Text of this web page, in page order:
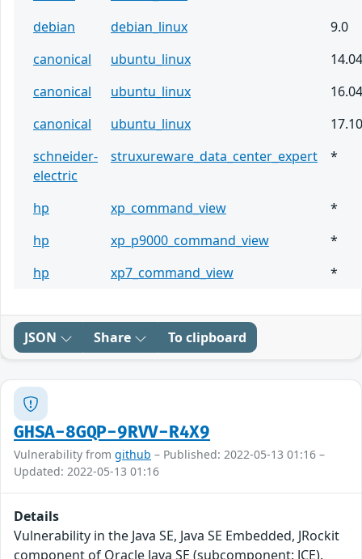
debian
debian_linux
9.0
canonical
ubuntu_linux
14.04
canonical
ubuntu_linux
16.04
canonical
ubuntu_linux
17.10
schneider-
electric
struxureware_data_center_expert *
hp xp_command_view
*
hp
xp_p9000_command_view
*
hp
xp7_command_view *
JSON Share To clipboard
GHSA-8GQP-9RVV-R4X9
Vulnerability from github – Published: 2022-05-13 01:16 –
Updated: 2022-05-13 01:16
Details
Vulnerability in the Java SE, Java SE Embedded, JRockit
component of Oracle Java SE (subcomponent: JCE).